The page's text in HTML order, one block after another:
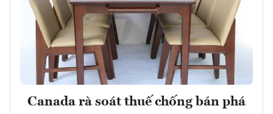
Canada rà soát thuế chống bán phá